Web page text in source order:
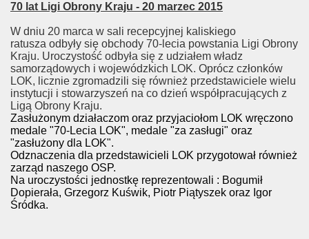
70 lat Ligi Obrony Kraju - 20 marzec 2015
W dniu 20 marca w sali recepcyjnej kaliskiego
ratusza odbyły się obchody 70-lecia powstania Ligi Obrony
Kraju. Uroczystość odbyła się z udziałem władz
samorządowych i wojewódzkich LOK. Oprócz członków
LOK, licznie zgromadzili się również przedstawiciele wielu
instytucji i stowarzyszeń na co dzień współpracujących z
Ligą Obrony Kraju.
Zasłużonym działaczom oraz przyjaciołom LOK wręczono
medale "70-Lecia LOK", medale "za zasługi" oraz
"zasłużony dla LOK".
Odznaczenia dla przedstawicieli LOK przygotował również
zarząd naszego OSP.
Na uroczystości jednostkę reprezentowali : Bogumił
Dopierała, Grzegorz Kuświk, Piotr Piątyszek oraz Igor
Śródka.